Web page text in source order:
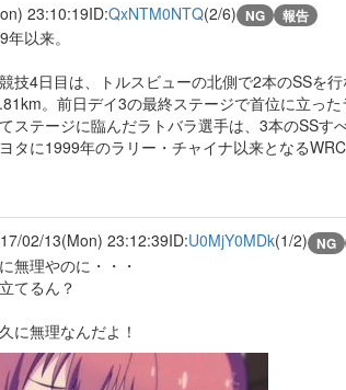
23:10:19ID:QxNTM0NTQ(2/6) NG 報告
以来。
技4日目は、トルスビューの北側で2本のSSを
。前日デイ3の最終ステージで首位に立っ
ステージに臨んだラトバラ選手は、3本のSSす
タに1999年のラリー・チャイナ以来となるWRC
02/13(Mon) 23:12:39ID:U0MjY0MDk(1/2) NG
無理やのに・・・
てるん？
無理なんだよ！